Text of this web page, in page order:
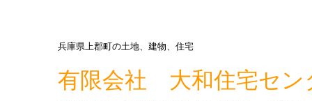
兵庫県上郡町の土地、建物、住宅
有限会社 大和住宅セン